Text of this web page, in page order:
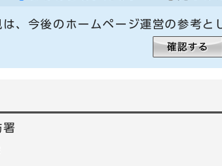
、今後のホームページ運営の参考と
署